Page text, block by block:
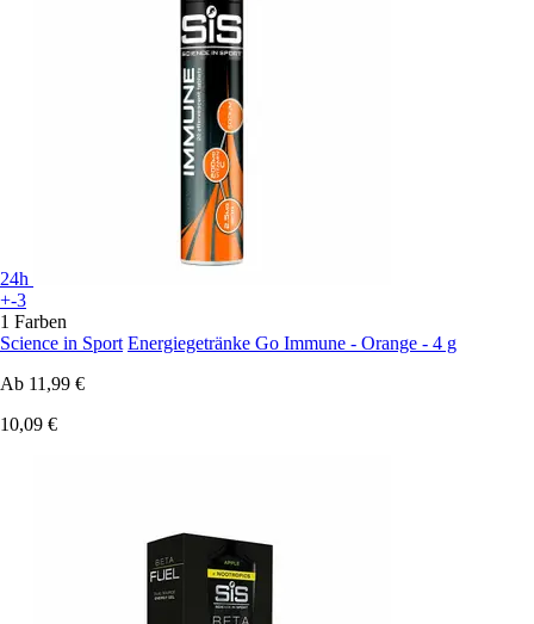
24h
+-3
1 Farben
Science in Sport Energiegetränke Go Immune - Orange - 4 g
Ab 11,99 €
10,09 €